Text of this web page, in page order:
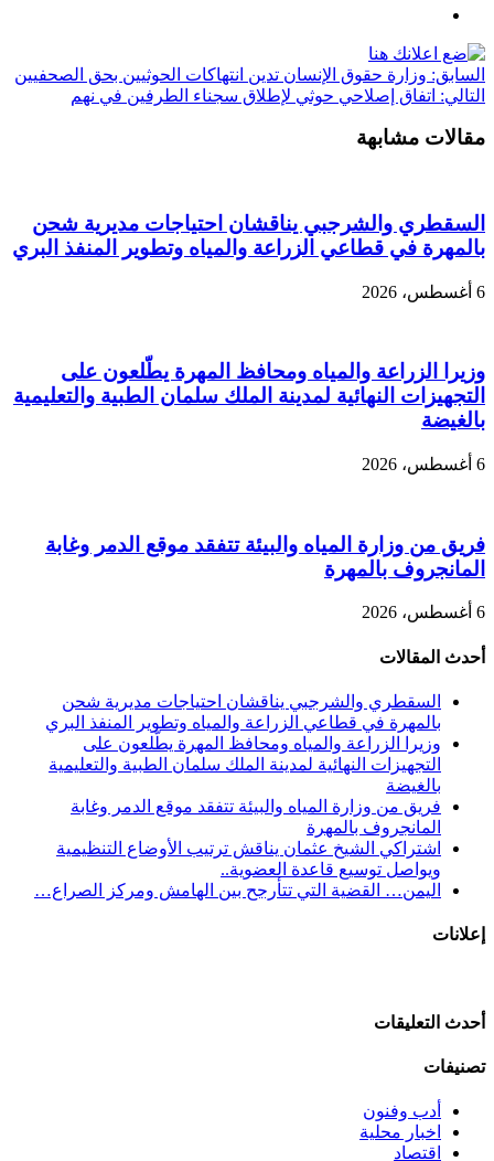
السابق: وزارة حقوق الإنسان تدين انتهاكات الحوثيين بحق الصحفيين
التالي: اتفاق إصلاحي حوثي لإطلاق سجناء الطرفين في نهم
مقالات مشابهة
السقطري والشرجبي يناقشان احتياجات مديرية شحن
بالمهرة في قطاعي الزراعة والمياه وتطوير المنفذ البري
6 أغسطس، 2026
وزيرا الزراعة والمياه ومحافظ المهرة يطّلعون على
التجهيزات النهائية لمدينة الملك سلمان الطبية والتعليمية
بالغيضة
6 أغسطس، 2026
فريق من وزارة المياه والبيئة تتفقد موقع الدمر وغابة
المانجروف بالمهرة
6 أغسطس، 2026
أحدث المقالات
السقطري والشرجبي يناقشان احتياجات مديرية شحن
بالمهرة في قطاعي الزراعة والمياه وتطوير المنفذ البري
وزيرا الزراعة والمياه ومحافظ المهرة يطّلعون على
التجهيزات النهائية لمدينة الملك سلمان الطبية والتعليمية
بالغيضة
فريق من وزارة المياه والبيئة تتفقد موقع الدمر وغابة
المانجروف بالمهرة
اشتراكي الشيخ عثمان يناقش ترتيب الأوضاع التنظيمية
ويواصل توسيع قاعدة العضوية..
اليمن… القضية التي تتأرجح بين الهامش ومركز الصراع…
إعلانات
أحدث التعليقات
تصنيفات
أدب وفنون
اخبار محلية
اقتصاد